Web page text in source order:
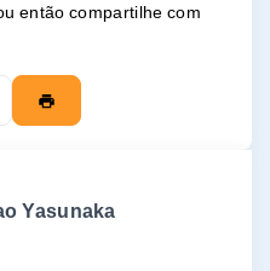
então compartilhe com
Yasunaka